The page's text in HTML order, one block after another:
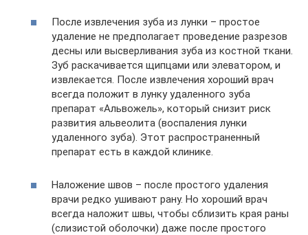
После извлечения зуба из лунки – простое
удаление не предполагает проведение разрезов
десны или высверливания зуба из костной ткани.
Зуб раскачивается щипцами или элеватором, и
извлекается. После извлечения хороший врач
всегда положит в лунку удаленного зуба
препарат «Альвожель», который снизит риск
развития альвеолита (воспаления лунки
удаленного зуба). Этот распространенный
препарат есть в каждой клинике.
Наложение швов – после простого удаления
врачи редко ушивают рану. Но хороший врач
всегда наложит швы, чтобы сблизить края раны
(слизистой оболочки) даже после простого